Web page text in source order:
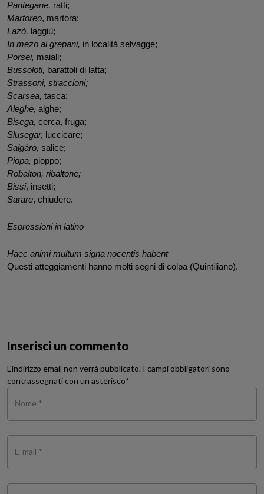
Pantegane, ratti;
Martoreo, martora;
Lazò, laggiù;
In mezo ai grepani, in località selvagge;
Porsei, maiali;
Bussoloti, barattoli di latta;
Strassoni, straccioni;
Scarsea, tasca;
Aleghe, alghe;
Bisega, cerca, fruga;
Slusegar, luccicare;
Salgàro, salice;
Piopa, pioppo;
Robalton, ribaltone;
Bissi, insetti;
Sarare, chiudere.
Espressioni in latino
Haec animi multum signa nocentis habent
Questi atteggiamenti hanno molti segni di colpa (Quintiliano).
Inserisci un commento
L'indirizzo email non verrà pubblicato. I campi obbligatori sono
contrassegnati con un asterisco*
Nome *
E-mail *